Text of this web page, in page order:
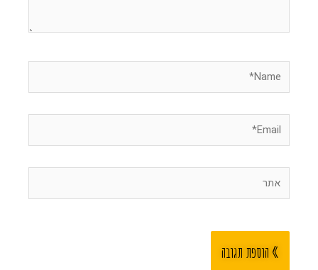
Name*
Email*
אתר